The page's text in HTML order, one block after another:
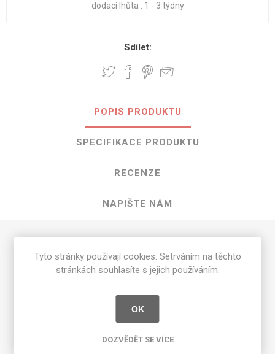
dodací lhůta : 1 - 3 týdny
Sdílet:
POPIS PRODUKTU
SPECIFIKACE PRODUKTU
RECENZE
NAPIŠTE NÁM
mm x 1300 mm
uvedeny v tabulce
Matte 58 [MAT]
Tyto stránky používají cookies. Setrváním na těchto
stránkách souhlasíte s jejich používáním.
OK
DOZVĚDĚT SE VÍCE